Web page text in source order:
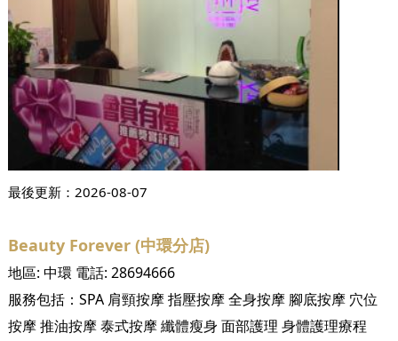
最後更新： 2026-08-07
Beauty Forever (中環分店)
地區: 中環 電話: 28694666
服務包括： SPA 肩頸按摩指壓按摩全身按摩 腳底按摩 穴位
按摩推油按摩泰式按摩纖體瘦身面部護理 身體護理療程